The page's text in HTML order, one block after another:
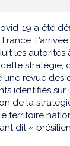
19 a été
les
stratégie,
revue
identifiés sur
de la
territoire
dit «